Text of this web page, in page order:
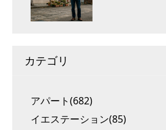
カテゴリ
アパート(682)
イエステーション(85)